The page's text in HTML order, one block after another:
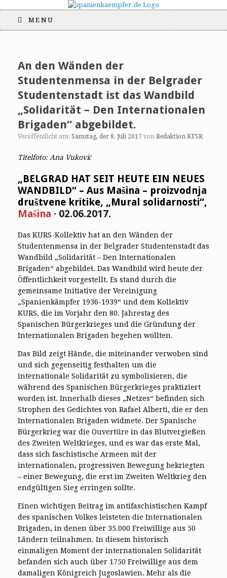
MENU
An den Wänden der
Studentenmensa in der Belgrader
Studentenstadt ist das Wandbild
„Solidarität – Den Internationalen
Brigaden“ abgebildet.
Veröffentlicht am: Samstag, der 8. Juli 2017 von Redaktion KFSR
Titelfoto: Ana Vuković
„BELGRAD HAT SEIT HEUTE EIN NEUES
WANDBILD“ – Aus Mašina – proizvodnja
društvene kritike, „Mural solidarnosti“,
Mašina · 02.06.2017.
Das KURS-Kollektiv hat an den Wänden der
Studentenmensa in der Belgrader Studentenstadt das
Wandbild „Solidarität – Den Internationalen
Brigaden“ abgebildet. Das Wandbild wird heute der
Öffentlichkeit vorgestellt. Es stand durch die
gemeinsame Initiative der Vereinigung
„Spanienkämpfer 1936-1939“ und dem Kollektiv
KURS, die im Vorjahr den 80. Jahrestag des
Spanischen Bürgerkrieges und die Gründung der
Internationalen Brigaden begehen wollten.
Das Bild zeigt Hände, die miteinander verwoben sind
und sich gegenseitig festhalten um die
internationale Solidarität zu symbolisieren, die
während des Spanischen Bürgerkrieges praktiziert
worden ist. Innerhalb dieses „Netzes“ befinden sich
Strophen des Gedichtes von Rafael Alberti, die er den
Internationalen Brigaden widmete. Der Spanische
Bürgerkrieg war die Ouvertüre in das Blutvergießen
des Zweiten Weltkrieges, und es war das erste Mal,
dass sich faschistische Armeen mit der
internationalen, progressiven Bewegung bekriegten
– einer Bewegung, die erst im Zweiten Weltkrieg den
endgültigen Sieg erringen sollte.
Einen wichtigen Beitrag im antifaschistischen Kampf
des spanischen Volkes leisteten die Internationalen
Brigaden, in denen über 35.000 Freiwillige aus 50
Ländern teilnahmen. In diesem historisch
einmaligen Moment der internationalen Solidarität
befanden sich auch über 1750 Freiwillige aus dem
damaligen Königreich Jugoslawien. Mehr als die